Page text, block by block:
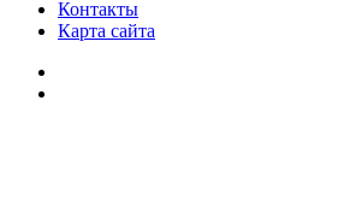
Контакты
Карта сайта